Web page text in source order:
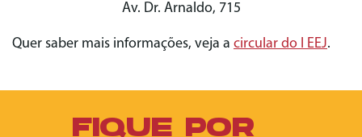
Av. Dr. Arnaldo, 715
Quer saber mais informações, veja a circular do I EEJ.
FIQUE POR